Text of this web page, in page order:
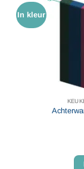
In kleur